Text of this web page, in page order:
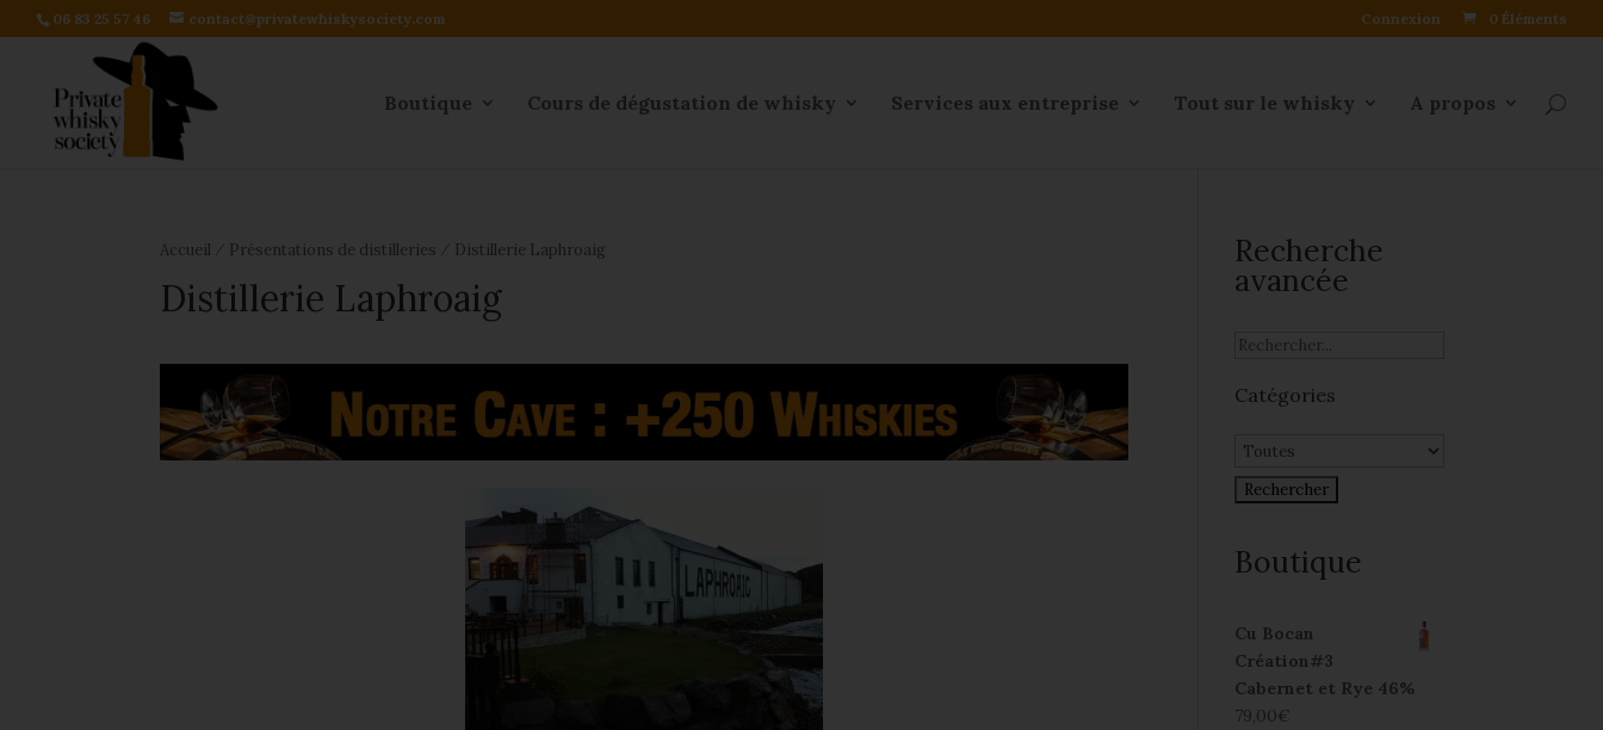
06 83 25 57 46 contact@privatewhiskysociety.com Connexion 0 Éléments
Boutique Cours de dégustation de whisky Services aux entreprise Tout sur le whisky A propos
Accueil Présentations de distilleries Distillerie Laphroaig
Distillerie Laphroaig
Recherche
avancée
Catégories
Boutique
Cu Bocan
Création#3
Cabernet et Rye 46%
79,00€